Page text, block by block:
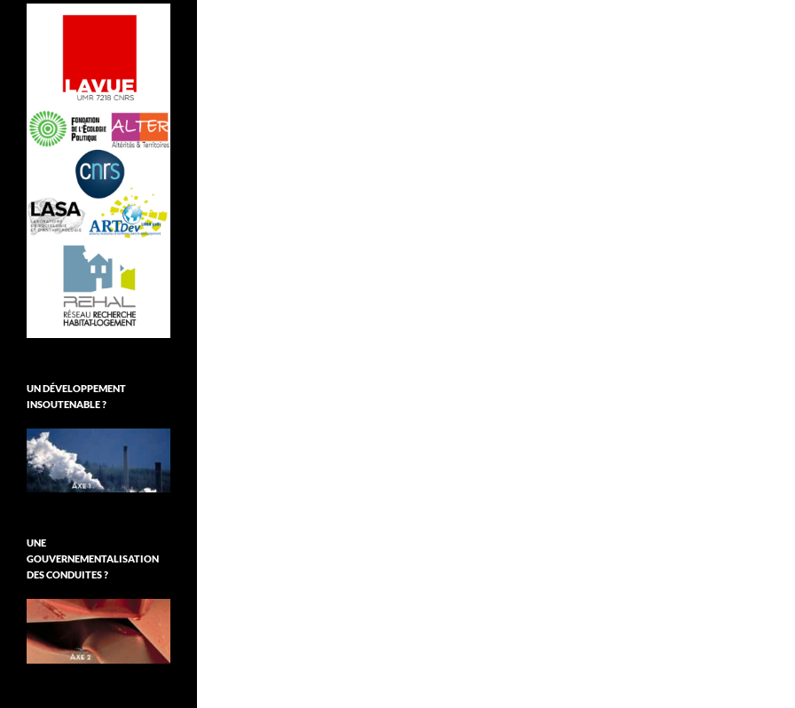
UN DÉVELOPPEMENT
INSOUTENABLE ?
UNE
GOUVERNEMENTALISATION
DES CONDUITES ?